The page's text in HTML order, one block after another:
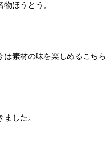
ほうとう。
は素材の味を楽しめるこちら
てきました。